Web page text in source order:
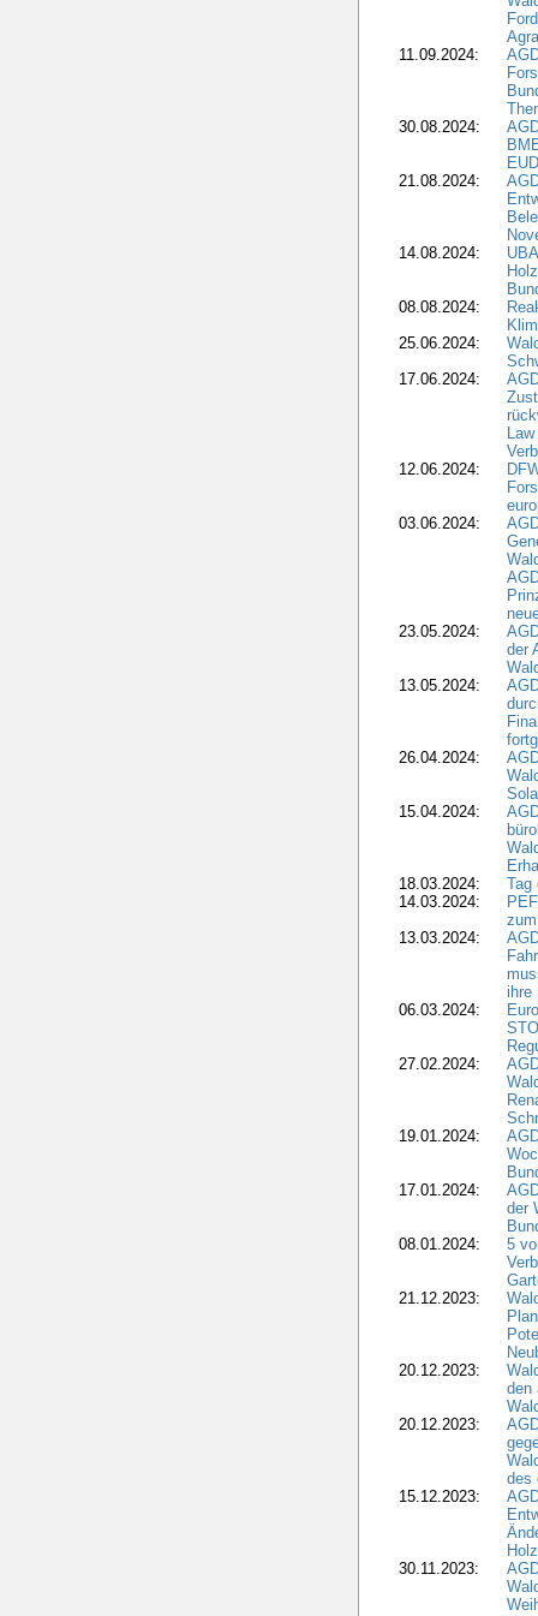
11.09.2024:
30.08.2024:
21.08.2024:
14.08.2024:
08.08.2024:
25.06.2024:
17.06.2024:
12.06.2024:
03.06.2024:
23.05.2024:
der
13.05.2024:
26.04.2024:
15.04.2024:
18.03.2024:
Tag
14.03.2024:
13.03.2024:
ihre
06.03.2024:
27.02.2024:
19.01.2024:
17.01.2024:
der
08.01.2024:
5
21.12.2023:
20.12.2023:
den
20.12.2023:
des
15.12.2023:
30.11.2023: